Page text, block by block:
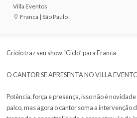
19/10/2024
Villa Eventos
Criolo traz seu show “Ciclo” para Franca